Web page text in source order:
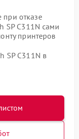
при отказе
SP C311N сами
принтеров
SP C311N в